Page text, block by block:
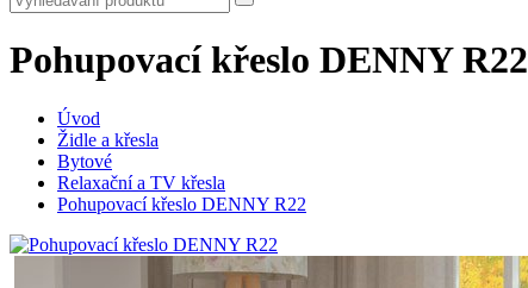
Pohupovací křeslo DENNY R22
Úvod
Židle a křesla
Bytové
Relaxační a TV křesla
Pohupovací křeslo DENNY R22